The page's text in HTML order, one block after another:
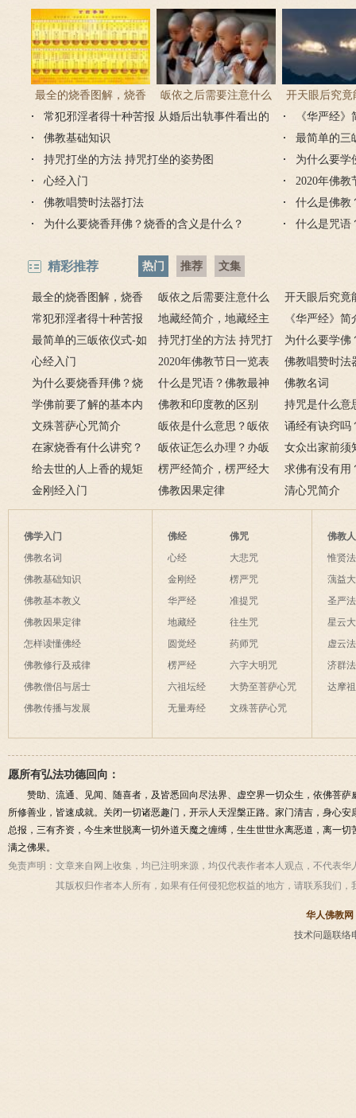
最全的烧香图解，烧香
有何含义与讲究？
皈依之后需要注意什么
吗 皈依佛门后的注意事
开天眼后究竟
么？
常犯邪淫者得十种苦报 从婚后出轨事件看出的
因果报应
《华严经
佛教基础知识
最简单的三
持咒打坐的方法 持咒打坐的姿势图
为什么要学
心经入门
2020年佛教
佛教唱赞时法器打法
什么是佛教
为什么要烧香拜佛？烧香的含义是什么？
什么是咒语
精彩推荐 热门 推荐 文集
最全的烧香图解，烧香
有何含义与讲究？
皈依之后需要注意什么
吗 皈依佛门后的注意事
项
开天眼后究竟
么？
常犯邪淫者得十种苦报
从婚后出轨事件看出的因
果报应
地藏经简介，地藏经主
要讲什么？
《华严经》简
广佛华严经讲
最简单的三皈依仪式-如
何授三皈五戒居士仪轨
持咒打坐的方法 持咒打
坐的姿势图
为什么要学佛
用呢？
心经入门 2020年佛教节日一览表
佛教唱赞时法
为什么要烧香拜佛？烧
香的含义是什么？
什么是咒语？佛教最神
奇的九个咒语
佛教名词
学佛前要了解的基本内
容
佛教和印度教的区别
持咒是什么意
持咒？
文殊菩萨心咒简介
皈依是什么意思？皈依
三宝又是什么意思？
诵经有诀窍吗
十二条诀窍
在家烧香有什么讲究？
一些禁忌千万不要触
碰！
皈依证怎么办理？办皈
依证后的忌讳是什么？
女众出家前须
只有一次出家
给去世的人上香的规矩
楞严经简介，楞严经大
致在讲什么？
求佛有没有用
说佛菩萨可以
金刚经入门 佛教因果定律 清心咒简介
佛学入门
佛教名词
佛教基础知识
佛教基本教义
佛教因果定律
怎样读懂佛经
佛教修行及戒律
佛教僧侣与居士
佛教传播与发展
佛经
心经
金刚经
华严经
地藏经
圆觉经
楞严经
六祖坛经
无量寿经
佛咒
大悲咒
楞严咒
准提咒
往生咒
药师咒
六字大明咒
大势至菩萨心咒
文殊菩萨心咒
佛教
惟贤
蕅益
圣严
星云
虚云
济群
达摩
愿所有弘法功德回向：
赞助、流通、见闻、随喜者，及皆悉回向尽法界、虚空界一切众生，依佛菩
所修善业，皆速成就。关闭一切诸恶趣门，开示人天涅槃正路。家门清吉，身心
总报，三有齐资，今生来世脱离一切外道天魔之缠缚，生生世世永离恶道，离一
满之佛果。
免责声明： 文章来自网上收集，均已注明来源，均仅代表作者本人观点，不代表
其版权归作者本人所有，如果有任何侵犯您权益的地方，请联系我们，
华人佛教网
技术问题联络